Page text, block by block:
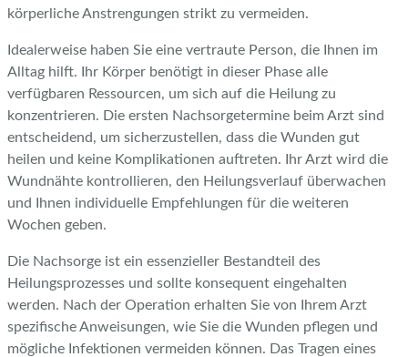
körperliche Anstrengungen strikt zu vermeiden.
Idealerweise haben Sie eine vertraute Person, die Ihnen im
Alltag hilft. Ihr Körper benötigt in dieser Phase alle
verfügbaren Ressourcen, um sich auf die Heilung zu
konzentrieren. Die ersten Nachsorgetermine beim Arzt sind
entscheidend, um sicherzustellen, dass die Wunden gut
heilen und keine Komplikationen auftreten. Ihr Arzt wird die
Wundnähte kontrollieren, den Heilungsverlauf überwachen
und Ihnen individuelle Empfehlungen für die weiteren
Wochen geben.
Die Nachsorge ist ein essenzieller Bestandteil des
Heilungsprozesses und sollte konsequent eingehalten
werden. Nach der Operation erhalten Sie von Ihrem Arzt
spezifische Anweisungen, wie Sie die Wunden pflegen und
mögliche Infektionen vermeiden können. Das Tragen eines